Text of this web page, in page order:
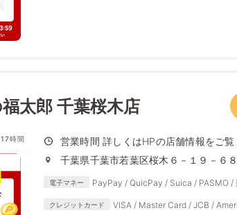
太郎 千葉桜木店
時間
営業時間 詳しくはHPの店舗情報をご覧
千葉県千葉市若葉区桜木６－１９－６８
電子マネー PayPay / QuicPay / Suica / PASMO /
クレジットカード
VISA / Master Card / JCB /